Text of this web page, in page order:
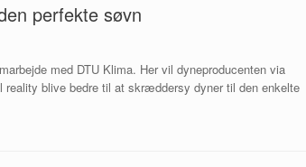
perfekte søvn
med DTU Klima. Her vil dyneproducenten via
reality blive bedre til at skræddersy dyner til den enkelte